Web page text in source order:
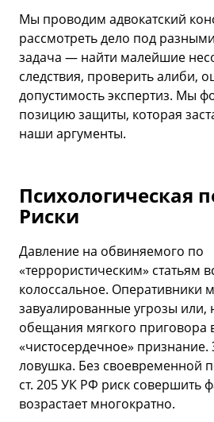
Мы проводим адвокатский
рассмотреть дело под
задача — найти малейшие
следствия, проверить алиби,
допустимость экспертиз. Мы
позицию защиты, которая
наши аргументы.
Психологическая
Риски
Давление на обвиняемого по
«террористическим» статьям
колоссальное. Оперативники
завуалированные угрозы
обещания мягкого приговора
«чистосердечное» признание.
ловушка. Без своевременной
ст. 205 УК РФ риск совершить
возрастает многократно.